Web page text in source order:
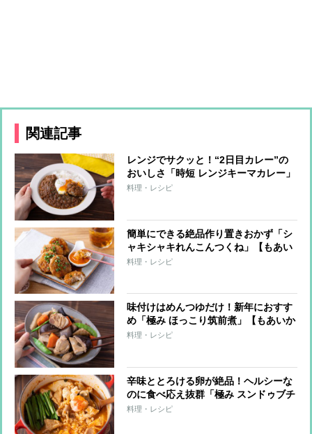
関連記事
レンジでサクッと！“2日目カレー”の
おいしさ「時短 レンジキーマカレー」
【もあいかすみ ラクウマレシピ】
料理・レシピ
簡単にできる絶品作り置きおかず「シ
ャキシャキれんこんつくね」【もあい
かすみ ラクウマレシピ】
料理・レシピ
味付けはめんつゆだけ！新年におすす
め「極み ほっこり筑前煮」【もあいか
すみ ラクウマレシピ】
料理・レシピ
辛味ととろける卵が絶品！ヘルシーな
のに食べ応え抜群「極み スンドゥブチ
ゲ」【もあいかすみ ラクウマレシピ】
料理・レシピ